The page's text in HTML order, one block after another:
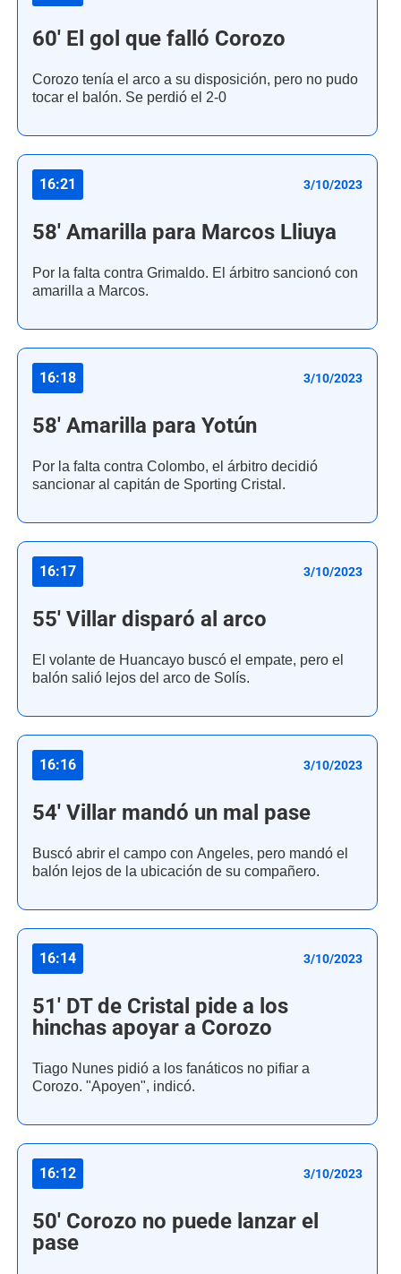
60' El gol que falló Corozo
Corozo tenía el arco a su disposición, pero no pudo
tocar el balón. Se perdió el 2-0
16:21 3/10/2023
58' Amarilla para Marcos Lliuya
Por la falta contra Grimaldo. El árbitro sancionó con
amarilla a Marcos.
16:18 3/10/2023
58' Amarilla para Yotún
Por la falta contra Colombo, el árbitro decidió
sancionar al capitán de Sporting Cristal.
16:17 3/10/2023
55' Villar disparó al arco
El volante de Huancayo buscó el empate, pero el
balón salió lejos del arco de Solís.
16:16 3/10/2023
54' Villar mandó un mal pase
Buscó abrir el campo con Angeles, pero mandó el
balón lejos de la ubicación de su compañero.
16:14 3/10/2023
51' DT de Cristal pide a los
hinchas apoyar a Corozo
Tiago Nunes pidió a los fanáticos no pifiar a
Corozo. "Apoyen", indicó.
16:12 3/10/2023
50' Corozo no puede lanzar el
pase